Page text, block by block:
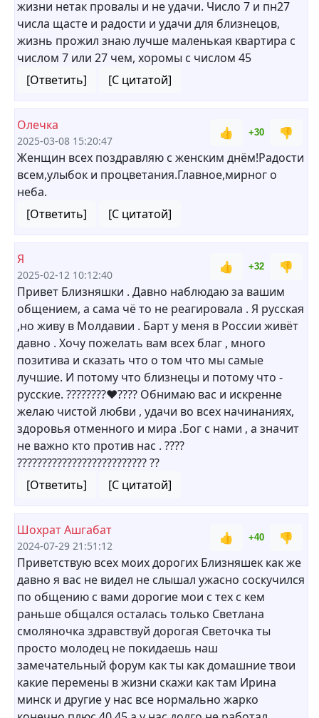
жизни нетак провалы и не удачи. Число 7 и пн27
числа щасте и радости и удачи для близнецов,
жизнь прожил знаю лучше маленькая квартира с
числом 7 или 27 чем, хоромы с числом 45
[Ответить]
[С цитатой]
Олечка
2025-03-08 15:20:47
👍 +30
👎
Женщин всех поздравляю с женским днём!Радости
всем,улыбок и процветания.Главное,мирног о
неба.
[Ответить]
[С цитатой]
Я
2025-02-12 10:12:40
👍 +32
👎
Привет Близняшки . Давно наблюдаю за вашим
общением, а сама чё то не реагировала . Я русская
,но живу в Молдавии . Барт у меня в России живёт
давно . Хочу пожелать вам всех благ , много
позитива и сказать что о том что мы самые
лучшие. И потому что близнецы и потому что -
русские. ????????❤️???? Обнимаю вас и искренне
желаю чистой любви , удачи во всех начинаниях,
здоровья отменного и мира .Бог с нами , а значит
не важно кто против нас . ????
?????????????????????????? ??
[Ответить]
[С цитатой]
Шохрат Ашгабат
2024-07-29 21:51:12
👍 +40
👎
Приветствую всех моих дорогих Близняшек как же
давно я вас не видел не слышал ужасно соскучился
по общению с вами дорогие мои с тех с кем
раньше общался осталась только Светлана
смоляночка здравствуй дорогая Светочка ты
просто молодец не покидаешь наш
замечательный форум как ты как домашние твои
какие перемены в жизни скажи как там Ирина
минск и другие у нас все нормально жарко